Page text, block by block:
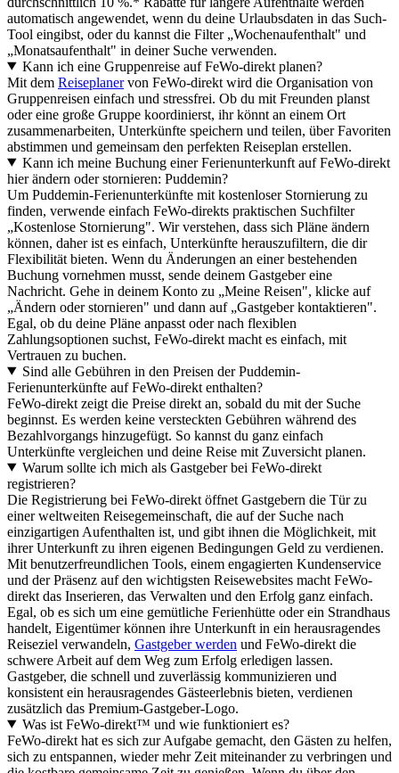
automatisch angewendet, wenn du deine Urlaubsdaten in das Such-
Tool eingibst, oder du kannst die Filter „Wochenaufenthalt" und
„Monatsaufenthalt" in deiner Suche verwenden.
Kann ich eine Gruppenreise auf FeWo-direkt planen?
Mit dem Reiseplanervon FeWo-direkt wird die Organisation von
Gruppenreisen einfach und stressfrei. Ob du mit Freunden planst
oder eine große Gruppe koordinierst, ihr könnt an einem Ort
zusammenarbeiten, Unterkünfte speichern und teilen, über Favoriten
abstimmen und gemeinsam den perfekten Reiseplan erstellen.
Kann ich meine Buchung einer Ferienunterkunft auf FeWo-direkt
hier ändern oder stornieren: Puddemin?
Um Puddemin-Ferienunterkünfte mit kostenloser Stornierung zu
finden, verwende einfach FeWo-direkts praktischen Suchfilter
„Kostenlose Stornierung". Wir verstehen, dass sich Pläne ändern
können, daher ist es einfach, Unterkünfte herauszufiltern, die dir
Flexibilität bieten. Wenn du Änderungen an einer bestehenden
Buchung vornehmen musst, sende deinem Gastgeber eine
Nachricht. Gehe in deinem Konto zu „Meine Reisen", klicke auf
„Ändern oder stornieren" und dann auf „Gastgeber kontaktieren".
Egal, ob du deine Pläne anpasst oder nach flexiblen
Zahlungsoptionen suchst, FeWo-direkt macht es einfach, mit
Vertrauen zu buchen.
Sind alle Gebühren in den Preisen der Puddemin-
Ferienunterkünfte auf FeWo-direkt enthalten?
FeWo-direkt zeigt die Preise direkt an, sobald du mit der Suche
beginnst. Es werden keine versteckten Gebühren während des
Bezahlvorgangs hinzugefügt. So kannst du ganz einfach
Unterkünfte vergleichen und deine Reise mit Zuversicht planen.
Warum sollte ich mich als Gastgeber bei FeWo-direkt
registrieren?
Die Registrierung bei FeWo-direkt öffnet Gastgebern die Tür zu
einer weltweiten Reisegemeinschaft, die auf der Suche nach
einzigartigen Aufenthalten ist, und gibt ihnen die Möglichkeit, mit
ihrer Unterkunft zu ihren eigenen Bedingungen Geld zu verdienen.
Mit benutzerfreundlichen Tools, einem engagierten Kundenservice
und der Präsenz auf den wichtigsten Reisewebsites macht FeWo-
direkt das Inserieren, das Verwalten und den Erfolg ganz einfach.
Egal, ob es sich um eine gemütliche Ferienhütte oder ein Strandhaus
handelt, Eigentümer können ihre Unterkunft in ein herausragendes
Reiseziel verwandeln, Gastgeber werden und FeWo-direkt die
schwere Arbeit auf dem Weg zum Erfolg erledigen lassen.
Gastgeber, die schnell und zuverlässig kommunizieren und
konsistent ein herausragendes Gästeerlebnis bieten, verdienen
zusätzlich das Premium-Gastgeber-Logo.
Was ist FeWo-direkt™ und wie funktioniert es?
FeWo-direkt hat es sich zur Aufgabe gemacht, den Gästen zu helfen,
sich zu entspannen, wieder mehr Zeit miteinander zu verbringen und